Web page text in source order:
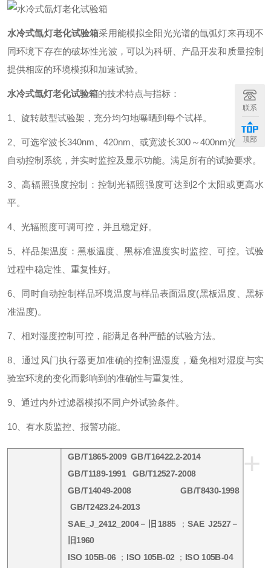
水冷式氙灯老化试验箱采用能模拟全阳光光谱的氙弧灯来再现不
同环境下存在的破坏性光波，可以为科研、产品开发和质量控制
提供相应的环境模拟和加速试验。
水冷式氙灯老化试验箱的技术特点与指标：
1、旋转鼓型试验架，充分均匀地曝晒到每个试样。
2、可选窄波长340nm、420nm、或宽波长300～400nm光辐照度
自动控制系统，并实时监控及显示功能。满足所有的试验要求。
3、高辐照强度控制：控制光辐照强度可达到2个太阳或更高水
平。
4、光辐照度可调可控，并且稳定好。
5、样品架温度：黑板温度、黑标准温度实时监控、可控。试验
过程中稳定性、重复性好。
6、同时自动控制样品环境温度与样品表面温度(黑板温度、黑标
准温度)。
7、相对湿度控制可控，能满足各种严酷的试验方法。
8、通过风门执行器更加准确的控制温湿度，避免相对湿度与实
验室环境的变化而影响到的准确性与重复性。
9、通过内外过滤器模拟不同户外试验条件。
10、有水质监控、报警功能。
+
GB/T1865-2009GB/T16422.2-2014
GB/T1189-1991
GB/T12527-2008
GB/T14049-2008
GB/T8430-1998
GB/T2423.24-2013
SAE_J_2412_2004－旧1885
；SAE J2527－
旧1960
ISO 105B-06
； ISO 105B-02 ； ISO 105B-04
联系
顶部